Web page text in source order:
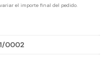
el importe final del pedido.
0002